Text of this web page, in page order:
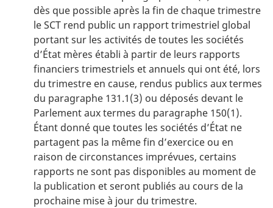
dès que possible après la fin de chaque trimestre
le SCT rend public un rapport trimestriel global
portant sur les activités de toutes les sociétés
d’État mères établi à partir de leurs rapports
financiers trimestriels et annuels qui ont été, lors
du trimestre en cause, rendus publics aux termes
du paragraphe 131.1(3) ou déposés devant le
Parlement aux termes du paragraphe 150(1).
Étant donné que toutes les sociétés d’État ne
partagent pas la même fin d’exercice ou en
raison de circonstances imprévues, certains
rapports ne sont pas disponibles au moment de
la publication et seront publiés au cours de la
prochaine mise à jour du trimestre.